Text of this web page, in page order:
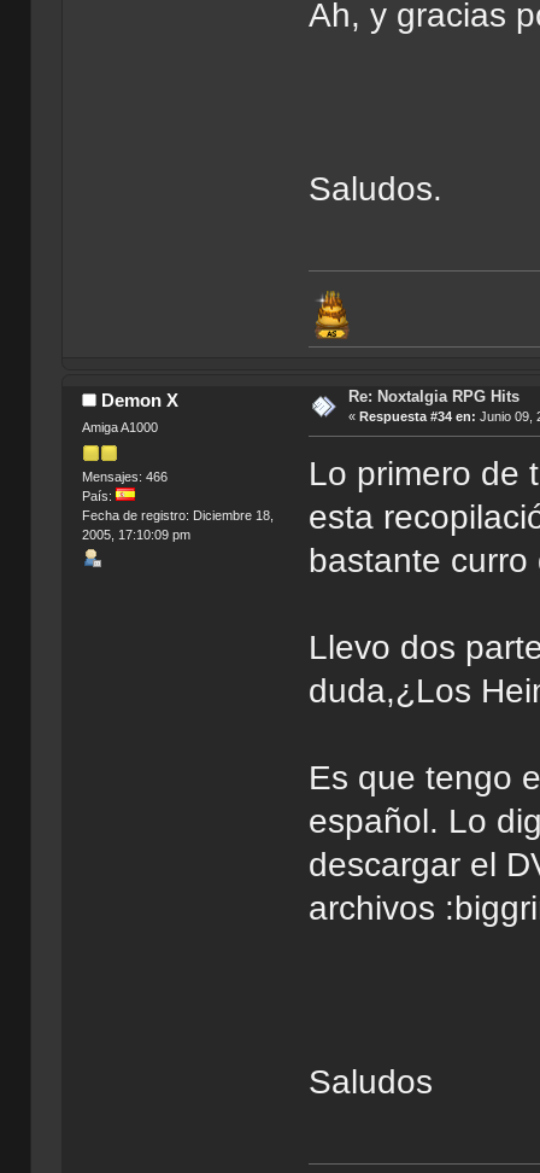
Ah, y gracias
Saludos.
Demon X
Amiga A1000
Mensajes: 466
País:
Fecha de registro: Diciembre 18,
2005, 17:10:09 pm
Re: Noxtalgia RPG Hits
« Respuesta #34 en: Junio 09,
Lo primero de
esta
bastante curro
Llevo dos
duda,¿Los
Es que tengo
español. Lo
descargar el
archivos
Saludos